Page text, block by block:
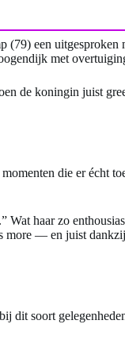
een uitgesproken
met
de koningin juist
die er écht
haar zo
more — en juist
dit soort